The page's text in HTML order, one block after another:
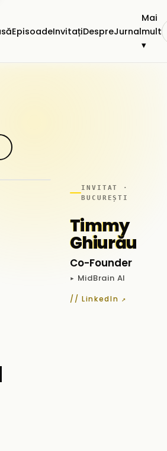
EpisoadeInvitațiDespreJurnal
Mai
mult
▾
INVITAT ·
BUCUREȘTI
Timmy
Ghiurău
Co-Founder
▸ MidBrain AI
// LinkedIn ↗